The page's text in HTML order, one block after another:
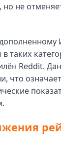
не
таких
Reddit.
что